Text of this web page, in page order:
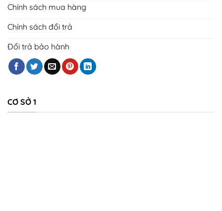
Chính sách mua hàng
Chính sách đổi trả
Đổi trả bảo hành
CƠ SỞ 1